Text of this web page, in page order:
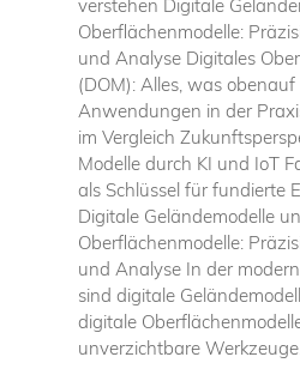
verstehen Digitale
Oberflächenmodelle:
und Analyse Digitales
(DOM): Alles, was obenauf
Anwendungen in der
im Vergleich
Modelle durch KI und IoT
als Schlüssel für fundierte
Digitale Geländemodelle
Oberflächenmodelle:
und Analyse In der
sind digitale
digitale
unverzichtbare